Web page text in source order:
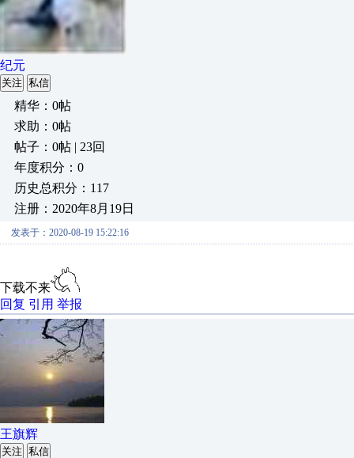
纪元
关注 私信
精华：0帖
求助：0帖
帖子：0帖 | 23回
年度积分：0
历史总积分：117
注册：2020年8月19日
发表于：2020-08-19 15:22:16
下载不来
回复 引用 举报
王旗辉
关注 私信